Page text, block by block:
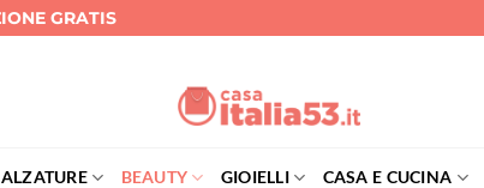
GRATIS
BEAUTY GIOIELLI CASA E CUCINA